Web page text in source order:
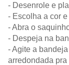
- Desenrole e
- Escolha a cor
- Abra o
- Despeja na
- Agite a
arredondada pra